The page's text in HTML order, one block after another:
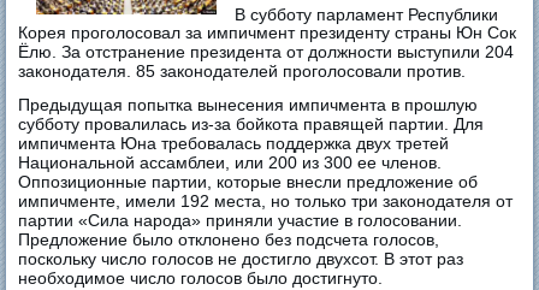
В субботу парламент Республики
Корея проголосовал за импичмент президенту страны Юн Сок
Ёлю. За отстранение президента от должности выступили 204
законодателя. 85 законодателей проголосовали против.
Предыдущая попытка вынесения импичмента в прошлую
субботу провалилась из-за бойкота правящей партии. Для
импичмента Юна требовалась поддержка двух третей
Национальной ассамблеи, или 200 из 300 ее членов.
Оппозиционные партии, которые внесли предложение об
импичменте, имели 192 места, но только три законодателя от
партии «Сила народа» приняли участие в голосовании.
Предложение было отклонено без подсчета голосов,
поскольку число голосов не достигло двухсот. В этот раз
необходимое число голосов было достигнуто.